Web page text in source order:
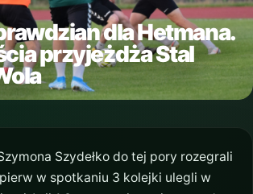
dla Hetmana.
przyjeżdża Stal
Szydełko do tej pory rozegrali
w spotkaniu 3 kolejki ulegli w